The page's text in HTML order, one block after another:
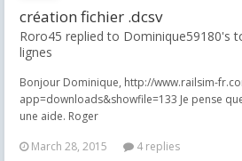
création fichier .dcsv
Roro45 replied to Dominique59180's
lignes
Bonjour Dominique, http://www.railsim-
app=downloads&showfile=133 Je pense
une aide. Roger
March 28, 2015
4 replies